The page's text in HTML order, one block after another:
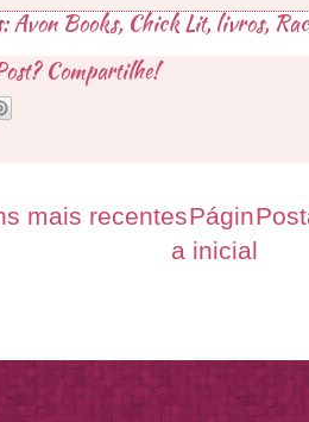
Avon Books, Chick Lit,livros,
Compartilhe!
mais recentesPágin
a inicial